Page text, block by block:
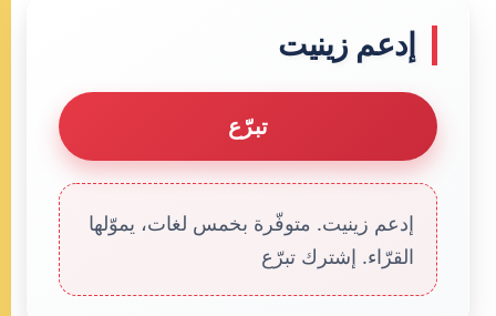
إدعم زينيت
تبرّع
إدعم زينيت. متوفّرة بخمس لغات، يموّلها
القرّاء. إشترك تبرّع